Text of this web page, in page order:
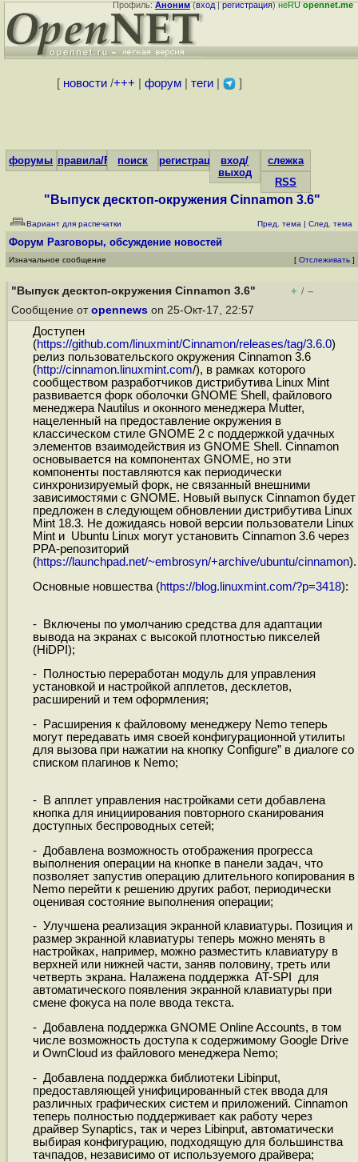
Профиль:Аноним(вход|регистрация)неRUopennet.me
[ новости/+++ форум| теги| ]
форумы правила/FAQпоиск регистрациявход/
выход
слежка
RSS
"Выпуск десктоп-окружения Cinnamon 3.6"
Вариант для распечатки Пред. тема | След. тема
Форум Разговоры, обсуждение новостей
Изначальное сообщение [ Отслеживать ]
"Выпуск десктоп-окружения Cinnamon 3.6" + / –
Сообщение от opennews on 25-Окт-17, 22:57
Доступен
(https://github.com/linuxmint/Cinnamon/releases/tag/3.6.0)
релиз пользовательского окружения Cinnamon 3.6
(http://cinnamon.linuxmint.com/), в рамках которого
сообществом разработчиков дистрибутива Linux Mint
развивается форк оболочки GNOME Shell, файлового
менеджера Nautilus и оконного менеджера Mutter,
нацеленный на предоставление окружения в
классическом стиле GNOME 2 c поддержкой удачных
элементов взаимодействия из GNOME Shell. Cinnamon
основывается на компонентах GNOME, но эти
компоненты поставляются как периодически
синхронизируемый форк, не связанный внешними
зависимостями с GNOME. Новый выпуск Cinnamon будет
предложен в следующем обновлении дистрибутива Linux
Mint 18.3. Не дожидаясь новой версии пользователи Linux
Mint и Ubuntu Linux могут установить Cinnamon 3.6 через
PPA-репозиторий
(https://launchpad.net/~embrosyn/+archive/ubuntu/cinnamon).
Основные новшества (https://blog.linuxmint.com/?p=3418):
- Включены по умолчанию средства для адаптации
вывода на экранах с высокой плотностью пикселей
(HiDPI);
- Полностью переработан модуль для управления
установкой и настройкой апплетов, десклетов,
расширений и тем оформления;
- Расширения к файловому менеджеру Nemo теперь
могут передавать имя своей конфигурационной утилиты
для вызова при нажатии на кнопку Configure” в диалоге со
списком плагинов к Nemo;
- В апплет управления настройками сети добавлена
кнопка для инициирования повторного сканирования
доступных беспроводных сетей;
- Добавлена возможность отображения прогресса
выполнения операции на кнопке в панели задач, что
позволяет запустив операцию длительного копирования в
Nemo перейти к решению других работ, периодически
оценивая состояние выполнения операции;
- Улучшена реализация экранной клавиатуры. Позиция и
размер экранной клавиатуры теперь можно менять в
настройках, например, можно разместить клавиатуру в
верхней или нижней части, заняв половину, треть или
четверть экрана. Налажена поддержка AT-SPI для
автоматического появления экранной клавиатуры при
смене фокуса на поле ввода текста.
- Добавлена поддержка GNOME Online Accounts, в том
числе возможность доступа к содержимому Google Drive
и OwnCloud из файлового менеджера Nemo;
- Добавлена поддержка библиотеки Libinput,
предоставляющей унифицированный стек ввода для
различных графических систем и приложений. Cinnamon
теперь полностью поддерживает как работу через
драйвер Synaptics, так и через Libinput, автоматически
выбирая конфигурацию, подходящую для большинства
тачпадов, независимо от используемого драйвера;